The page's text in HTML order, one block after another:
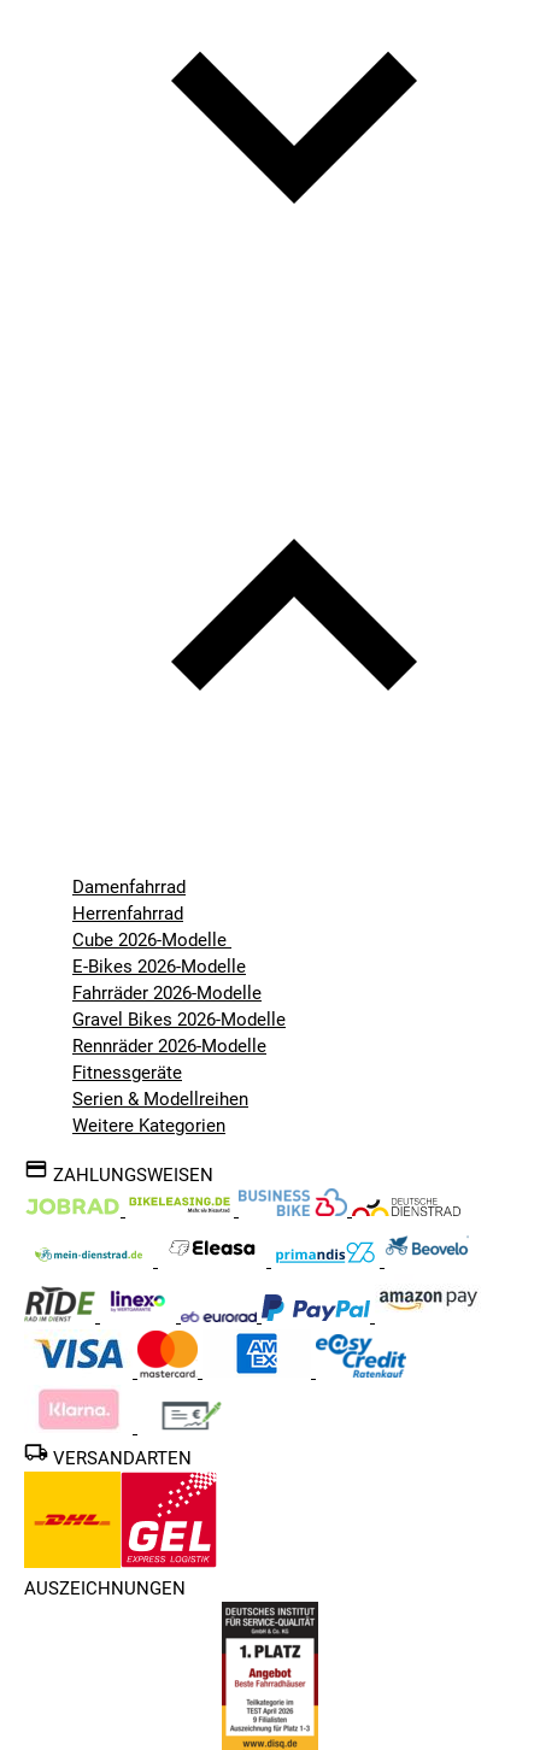
Damenfahrrad
Herrenfahrrad
Cube 2026-Modelle
E-Bikes 2026-Modelle
Fahrräder 2026-Modelle
Gravel Bikes 2026-Modelle
Rennräder 2026-Modelle
Fitnessgeräte
Serien & Modellreihen
Weitere Kategorien
ZAHLUNGSWEISEN
VERSANDARTEN
AUSZEICHNUNGEN